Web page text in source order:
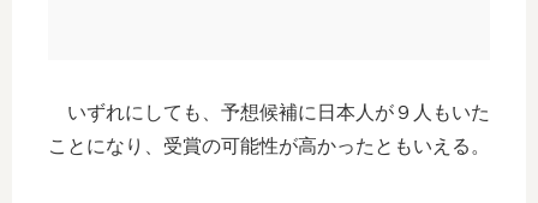
いずれにしても、予想候補に日本人が９人もいた
ことになり、受賞の可能性が高かったともいえる。